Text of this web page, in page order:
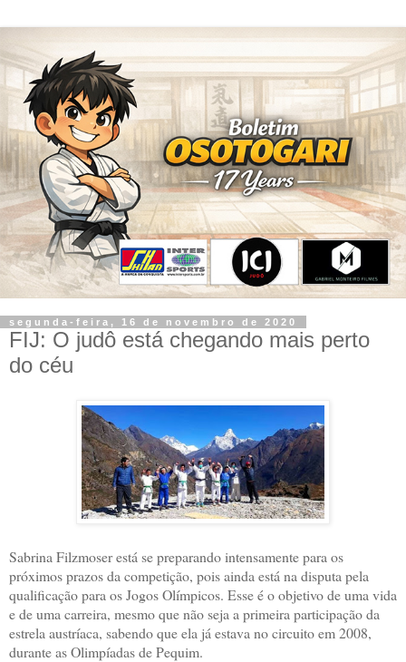
segunda-feira, 16 de novembro de 2020
FIJ: O judô está chegando mais perto
do céu
Sabrina Filzmoser está se preparando intensamente para os
próximos prazos da competição, pois ainda está na disputa pela
qualificação para os Jogos Olímpicos. Esse é o objetivo de uma vida
e de uma carreira, mesmo que não seja a primeira participação da
estrela austríaca, sabendo que ela já estava no circuito em 2008,
durante as Olimpíadas de Pequim.